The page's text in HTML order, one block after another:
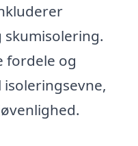
skumisolering.
fordele og